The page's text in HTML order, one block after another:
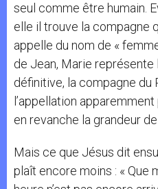
seul comme être humain.
elle il trouve la compagne
appelle du nom de «
de Jean, Marie représente
définitive, la compagne du
l’appellation
en revanche la grandeur
Mais ce que Jésus dit
plaît encore moins : « Que